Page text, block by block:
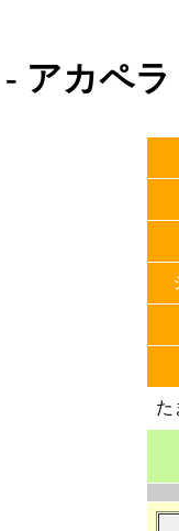
アカペラ
た